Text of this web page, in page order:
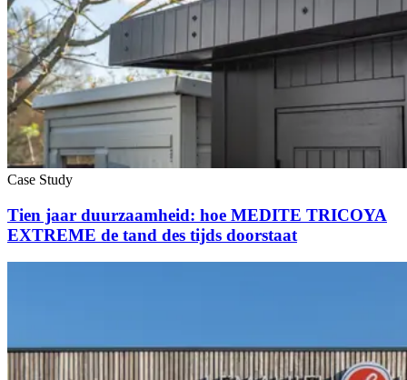
Case Study
Tien jaar duurzaamheid: hoe MEDITE TRICOYA
EXTREME de tand des tijds doorstaat